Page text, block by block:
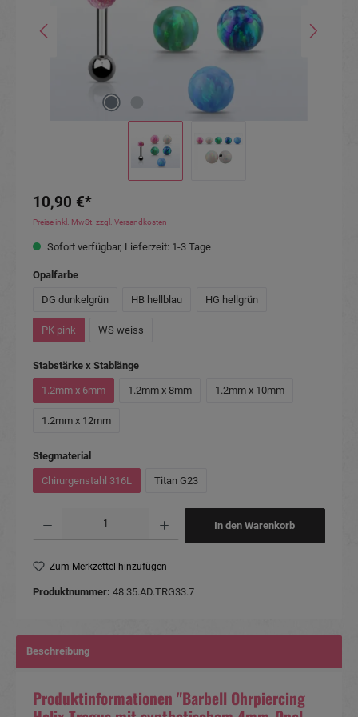
10,90 €*
Preise inkl. MwSt. zzgl. Versandkosten
Sofort verfügbar, Lieferzeit: 1-3 Tage
Opalfarbeauswählen
DG dunkelgrün HB hellblau HG hellgrün
PK pink WS weiss
Stabstärke x Stablängeauswählen
1.2mm x 6mm 1.2mm x 8mm 1.2mm x 10mm
1.2mm x 12mm
Stegmaterialauswählen
Chirurgenstahl 316L Titan G23
In den Warenkorb
Zum Merkzettel hinzufügen
Produktnummer: 48.35.AD.TRG33.7
Beschreibung
Produktinformationen "Barbell Ohrpiercing